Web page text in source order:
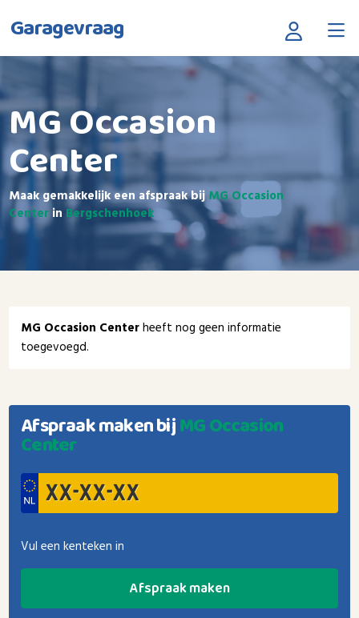
Garagevraag
MG Occasion
Center
Maak gemakkelijk een afspraak bij MG Occasion
Center in Bergschenhoek
MG Occasion Centerheeft nog geen informatie
toegevoegd.
Afspraak maken bijMG Occasion
Center
Vul een kenteken in
Afspraak maken